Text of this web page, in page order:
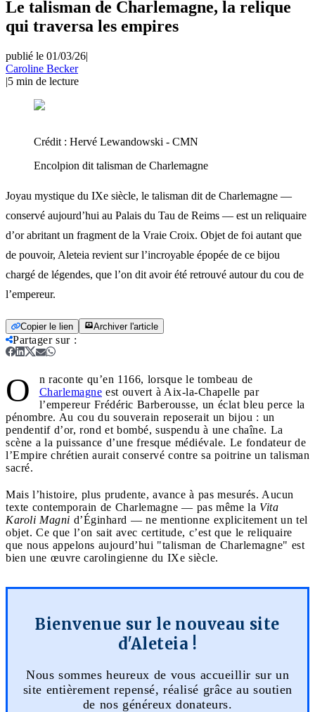
Le talisman de Charlemagne, la relique
qui traversa les empires
publié le 01/03/26|
Caroline Becker
|5 min de lecture
Crédit : Hervé Lewandowski - CMN
Encolpion dit talisman de Charlemagne
Joyau mystique du IXe siècle, le talisman dit de Charlemagne —
conservé aujourd’hui au Palais du Tau de Reims — est un reliquaire
d’or abritant un fragment de la Vraie Croix. Objet de foi autant que
de pouvoir, Aleteia revient sur l’incroyable épopée de ce bijou
chargé de légendes, que l’on dit avoir été retrouvé autour du cou de
l’empereur.
Copier le lien Archiver l'article
Partager sur:
O
n raconte qu’en 1166, lorsque le tombeau de
Charlemagne est ouvert à Aix-la-Chapelle par
l’empereur Frédéric Barberousse, un éclat bleu perce la
pénombre. Au cou du souverain reposerait un bijou : un
pendentif d’or, rond et bombé, suspendu à une chaîne. La
scène a la puissance d’une fresque médiévale. Le fondateur de
l’Empire chrétien aurait conservé contre sa poitrine un talisman
sacré.
Mais l’histoire, plus prudente, avance à pas mesurés. Aucun
texte contemporain de Charlemagne — pas même la Vita
Karoli Magni d’Éginhard — ne mentionne explicitement un tel
objet. Ce que l’on sait avec certitude, c’est que le reliquaire
que nous appelons aujourd’hui "talisman de Charlemagne" est
bien une œuvre carolingienne du IXe siècle.
Bienvenue sur le nouveau site
d'Aleteia !
Nous sommes heureux de vous accueillir sur un
site entièrement repensé, réalisé grâce au soutien
de nos généreux donateurs.